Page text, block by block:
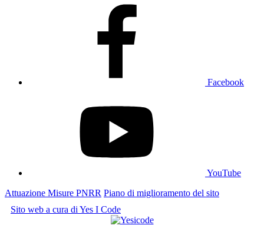
Facebook
YouTube
Attuazione Misure PNRR Piano di miglioramento del sito
Sito web a cura di Yes I Code